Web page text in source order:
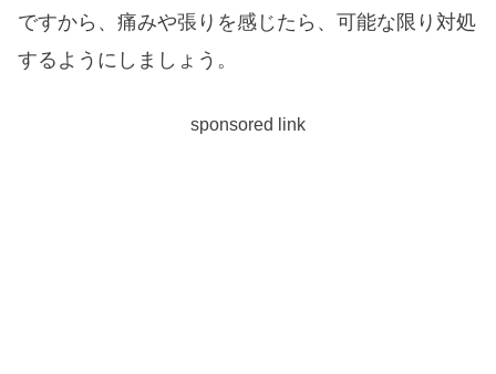
ですから、痛みや張りを感じたら、可能な限り対処
するようにしましょう。
sponsored link